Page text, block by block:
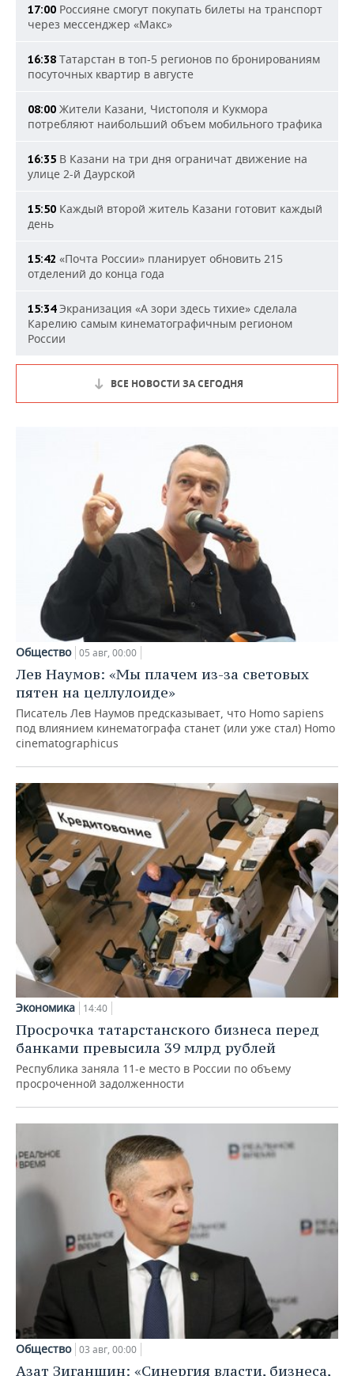
17:00 Россияне смогут покупать билеты на транспорт
через мессенджер «Макс»
16:38 Татарстан в топ-5 регионов по бронированиям
посуточных квартир в августе
08:00 Жители Казани, Чистополя и Кукмора
потребляют наибольший объем мобильного трафика
16:35 В Казани на три дня ограничат движение на
улице 2-й Даурской
15:50 Каждый второй житель Казани готовит каждый
день
15:42 «Почта России» планирует обновить 215
отделений до конца года
15:34Экранизация «А зори здесь тихие» сделала
Карелию самым кинематографичным регионом
России
ВСЕ НОВОСТИ ЗА СЕГОДНЯ
Общество 05 авг, 00:00
Лев Наумов: «Мы плачем из-за световых
пятен на целлулоиде»
Писатель Лев Наумов предсказывает, что Homo sapiens
под влиянием кинематографа станет (или уже стал) Homo
cinematographicus
Экономика 14:40
Просрочка татарстанского бизнеса перед
банками превысила 39 млрд рублей
Республика заняла 11-е место в России по объему
просроченной задолженности
Общество 03 авг, 00:00
Азат Зиганшин: «Синергия власти, бизнеса,